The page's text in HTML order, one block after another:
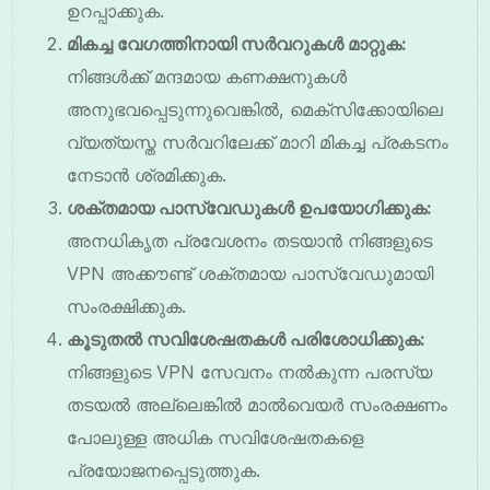
ഉറപ്പാക്കുക.
മികച്ച വേഗത്തിനായി സർവറുകൾ മാറ്റുക:
നിങ്ങൾക്ക് മന്ദമായ കണക്ഷനുകൾ
അനുഭവപ്പെടുന്നുവെങ്കിൽ, മെക്സിക്കോയിലെ
വ്യത്യസ്ത സർവറിലേക്ക് മാറി മികച്ച പ്രകടനം
നേടാൻ ശ്രമിക്കുക.
ശക്തമായ പാസ്വേഡുകൾ ഉപയോഗിക്കുക:
അനധികൃത പ്രവേശനം തടയാൻ നിങ്ങളുടെ
VPN അക്കൗണ്ട് ശക്തമായ പാസ്വേഡുമായി
സംരക്ഷിക്കുക.
കൂടുതൽ സവിശേഷതകൾ പരിശോധിക്കുക:
നിങ്ങളുടെ VPN സേവനം നൽകുന്ന പരസ്യ
തടയൽ അല്ലെങ്കിൽ മാൽവെയർ സംരക്ഷണം
പോലുള്ള അധിക സവിശേഷതകളെ
പ്രയോജനപ്പെടുത്തുക.